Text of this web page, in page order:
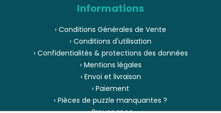
Informations
› Conditions Générales de Vente
› Conditions d'utilisation
› Confidentialités & protections des données
› Mentions légales
› Envoi et livraison
› Paiement
› Pièces de puzzle manquantes ?